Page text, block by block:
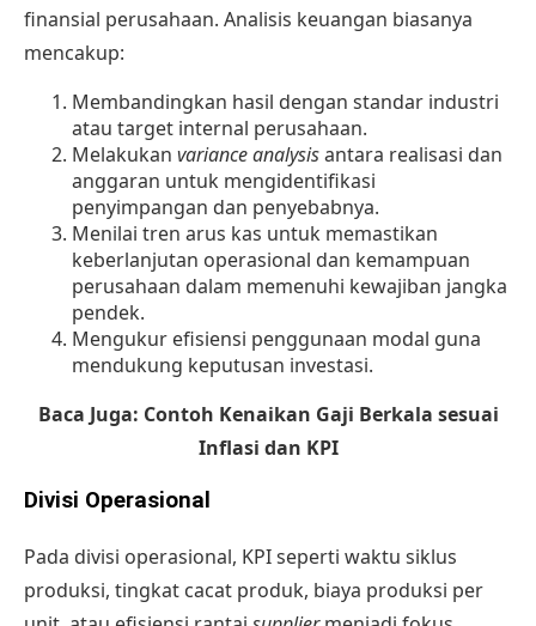
finansial perusahaan. Analisis keuangan biasanya
mencakup:
Membandingkan hasil dengan standar industri
atau target internal perusahaan.
Melakukan variance analysisantara realisasi dan
anggaran untuk mengidentifikasi
penyimpangan dan penyebabnya.
Menilai tren arus kas untuk memastikan
keberlanjutan operasional dan kemampuan
perusahaan dalam memenuhi kewajiban jangka
pendek.
Mengukur efisiensi penggunaan modal guna
mendukung keputusan investasi.
Baca Juga: Contoh Kenaikan Gaji Berkala sesuai
Inflasi dan KPI
Divisi Operasional
Pada divisi operasional, KPI seperti waktu siklus
produksi, tingkat cacat produk, biaya produksi per